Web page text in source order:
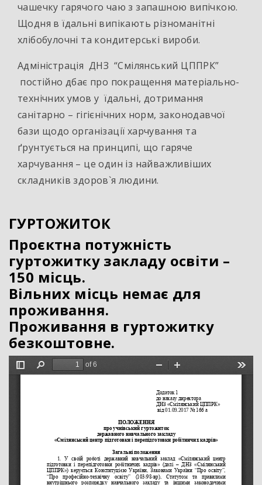
чашечку гарячого чаю з запашною випічкою.
Щодня в їдальні випікають різноманітні
хлібобулочні та кондитерські вироби.
Адміністрація ДНЗ “Смілянський ЦППРК”
постійно дбає про покращення матеріально-
технічних умов у їдальні, дотримання
санітарно – гігієнічних норм, законодавчої
бази щодо організації харчування та
ґрунтується на принципі, що гаряче
харчування – це один із найважливіших
складників здоров`я людини.
ГУРТОЖИТОК
Проєктна потужність
гуртожитку закладу освіти –
150 місць.
Вільних місць немає для
проживання.
Проживання в гуртожитку
безкоштовне.